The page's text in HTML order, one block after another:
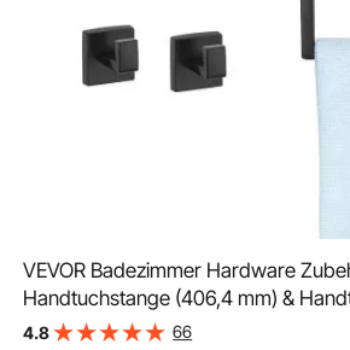
VEVOR Badezimmer Hardware
Handtuchstange (406,4 mm) &
(quadratischer Ring) & 2 Haken &
4.8 66